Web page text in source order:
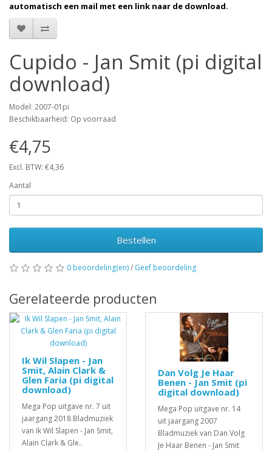
automatisch een mail met een link naar de download.
Cupido - Jan Smit (pi digital
download)
Model: 2007-01pi
Beschikbaarheid: Op voorraad
€4,75
Excl. BTW: €4,36
Aantal
Bestellen
0 beoordeling(en)/ Geef beoordeling
Gerelateerde producten
Ik Wil Slapen - Jan
Smit, Alain Clark &
Glen Faria (pi digital
download)
Mega Pop uitgave nr. 7 uit
jaargang 2018 Bladmuziek
van Ik Wil Slapen - Jan Smit,
Alain Clark & Gle..
Dan Volg Je Haar
Benen - Jan Smit (pi
digital download)
Mega Pop uitgave nr. 14
uit jaargang 2007
Bladmuziek van Dan Volg
Je Haar Benen - Jan Smit